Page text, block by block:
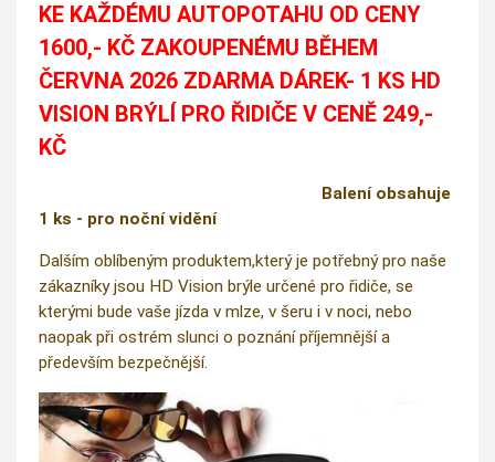
KE KAŽDÉMU AUTOPOTAHU OD CENY
1600,- KČ ZAKOUPENÉMU BĚHEM
ČERVNA 2026 ZDARMA DÁREK- 1 KS HD
VISION BRÝLÍ PRO ŘIDIČE V CENĚ 249,-
KČ
Balení obsahuje
1 ks - pro noční vidění
Dalším oblíbeným produktem,který je potřebný pro naše
zákazníky jsou HD Vision brýle určené pro řidiče, se
kterými bude vaše jízda v mlze, v šeru i v noci, nebo
naopak při ostrém slunci o poznání příjemnější a
především bezpečnější.